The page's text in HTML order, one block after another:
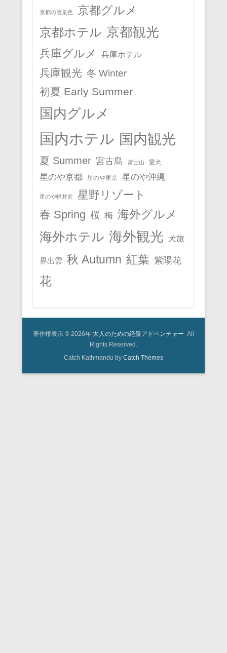
京都の雪景色 京都グルメ
京都ホテル 京都観光
兵庫グルメ 兵庫ホテル
兵庫観光 冬 Winter
初夏 Early Summer
国内グルメ
国内ホテル 国内観光
夏 Summer 宮古島 富士山 愛犬
星のや京都 星のや東京 星のや沖縄
星のや軽井沢
星野リゾート
春 Spring 桜 梅 海外グルメ
海外ホテル 海外観光 犬旅
界出雲 秋 Autumn 紅葉 紫陽花
花
著作権表示 © 2026年 大人のための絶景アドベンチャー All
Rights Reserved.
Catch Kathmandu by Catch Themes